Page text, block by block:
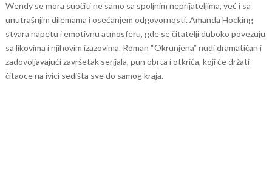
Wendy se mora suočiti ne samo sa spoljnim neprijateljima, već i sa
unutrašnjim dilemama i osećanjem odgovornosti. Amanda Hocking
stvara napetu i emotivnu atmosferu, gde se čitatelji duboko povezuju
sa likovima i njihovim izazovima. Roman “Okrunjena” nudi dramatičan i
zadovoljavajući završetak serijala, pun obrta i otkrića, koji će držati
čitaoce na ivici sedišta sve do samog kraja.